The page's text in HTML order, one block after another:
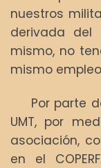
nuestros
derivada del
mismo, no
mismo
Por parte
UMT, por
asociación,
en el